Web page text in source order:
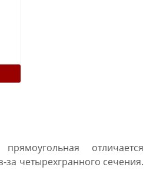
отличается
за четырехгранного сечения.